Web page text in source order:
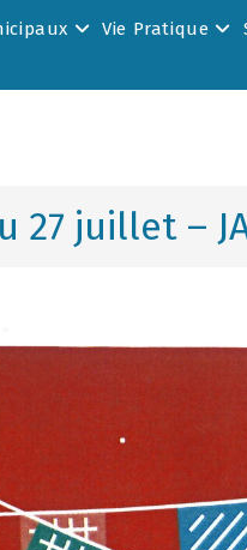
Vie Pratique
27 juillet –